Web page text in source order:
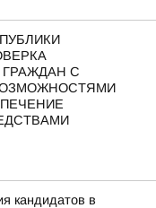
С
кандидатов в